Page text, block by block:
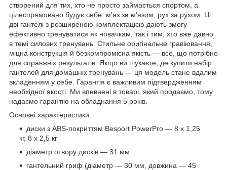
створений для тих, хто не просто займається спортом, а
цілеспрямовано будує себе: м'яз за м'язом, рух за рухом. Ці
дві гантелі з розширеною комплектацією дають змогу
ефективно тренуватися як новачкам, так і тим, хто вже давно
в темі силових тренувань. Стильне оригінальне гравіювання,
міцна конструкція й безкомпромісна якість — все, що потрібно
для справжніх результатів. Якщо ви шукаєте, де купити набір
гантелей для домашніх тренувань — ця модель стане вдалим
вкладенням у себе. Гарантія є важливим підтвердженням
необхідної якості. Ми впевнені в товарі, який продаємо, тому
надаємо гарантію на обладнання 5 років.
Основні характеристики:
диски з ABS-покриттям Besport PowerPro — 8 х 1,25
кг, 8 х 2,5 кг
діаметр отвору дисків — 31 мм
гантельний гриф (діаметр — 30 мм, довжина — 45